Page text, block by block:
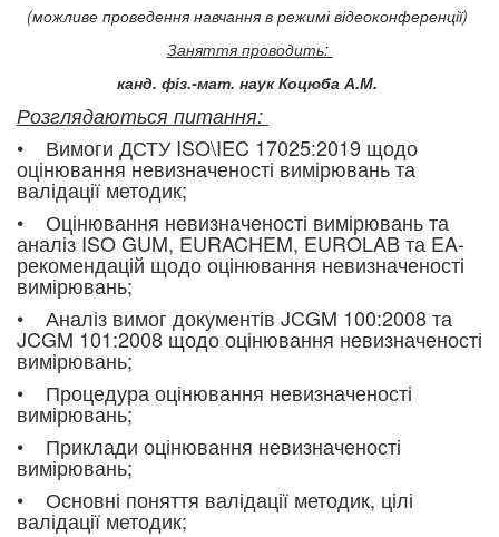
(можливе проведення навчання в режимі відеоконференції)
Заняття проводить:
канд. фіз.-мат. наук Коцюба А.М.
Розглядаються питання:
• Вимоги ДСТУ ISO\IEC 17025:2019 щодо
оцінювання невизначеності вимірювань та
валідації методик;
• Оцінювання невизначеності вимірювань та
аналіз ISO GUM, EURACHEM, EUROLAB та EA-
рекомендацій щодо оцінювання невизначеності
вимірювань;
• Аналіз вимог документів JCGM 100:2008 та
JCGM 101:2008 щодо оцінювання невизначеності
вимірювань;
• Процедура оцінювання невизначеності
вимірювань;
• Приклади оцінювання невизначеності
вимірювань;
• Основні поняття валідації методик, цілі
валідації методик;